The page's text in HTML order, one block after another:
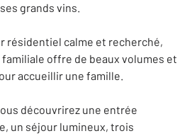
grands vins.
résidentiel calme et recherché,
offre de beaux volumes et
accueillir une famille.
découvrirez une entrée
un séjour lumineux, trois